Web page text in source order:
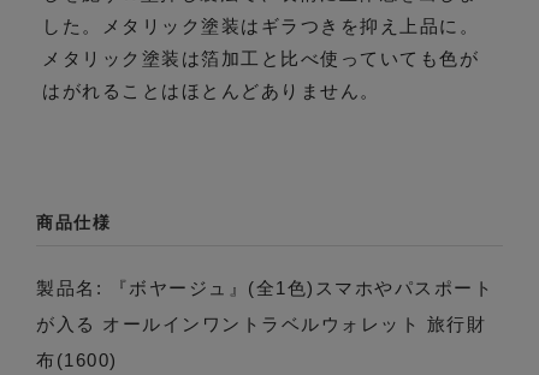
した。メタリック塗装はギラつきを抑え上品に。
メタリック塗装は箔加工と比べ使っていても色が
はがれることはほとんどありません。
商品仕様
製品名: 『ボヤージュ』(全1色)スマホやパスポート
が入る オールインワントラベルウォレット 旅行財
布(1600)